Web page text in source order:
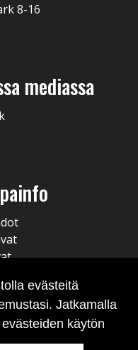
8-16
mediassa
evästeitä
Jatkamalla
käytön